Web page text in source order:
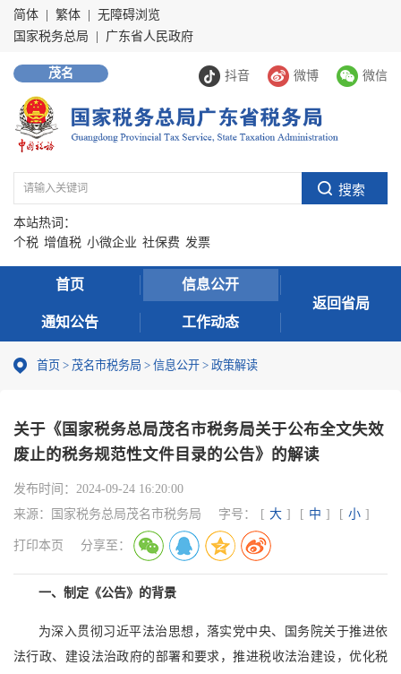
简体 繁体
无障碍浏览
国家税务总局
广东省人民政府
抖音 微博 微信
茂名
本站热词：
个税 增值税 小微企业 社保费 发票
首页 信息公开
通知公告 工作动态
返回省局
首页 > 茂名市税务局 > 信息公开 > 政策解读
关于《国家税务总局茂名市税务局关于公布全文失效
废止的税务规范性文件目录的公告》的解读
发布时间： 2024-09-24 16:20:00
来源：
国家税务总局茂名市税务局 字号： [ 大 ] [ 中 ] [ 小 ]
打印本页 分享至：
一、制定《公告》的背景
为深入贯彻习近平法治思想，落实党中央、国务院关于推进依
法行政、建设法治政府的部署和要求，推进税收法治建设，优化税